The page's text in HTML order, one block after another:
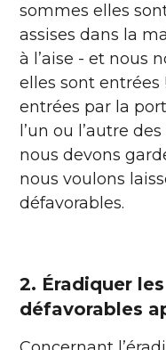
sommes elles
assises dans la
à l’aise - et nous
elles sont entrées
entrées par la
l’un ou l’autre
nous devons
nous voulons
défavorables.
2. Éradiquer
défavorables